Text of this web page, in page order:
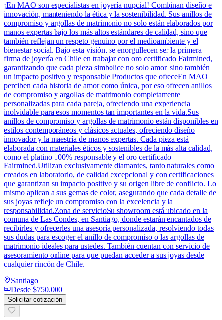
¡En MAO son especialistas en joyería nupcial! Combinan diseño e
innovación, manteniendo la ética y la sostenibilidad. Sus anillos de
compromiso y argollas de matrimonio no solo están elaborados por
manos expertas bajo los más altos estándares de calidad, sino que
también reflejan un respeto genuino por el medioambiente y el
bienestar social. Bajo esta visión, se enorgullecen ser la primera
firma de joyería en Chile en trabajar con oro certificado Fairmined,
garantizando que cada pieza simbolice no solo amor, sino también
un impacto positivo y responsable.Productos que ofreceEn MAO
perciben cada historia de amor como única, por eso ofrecen anillos
de compromiso y argollas de matrimonio completamente
personalizadas para cada pareja, ofreciendo una experiencia
inolvidable para esos momentos tan importantes en la vida.Sus
anillos de compromiso y argollas de matrimonio están disponibles en
estilos contemporáneos y clásicos actuales, ofreciendo diseño
innovador y la maestría de manos expertas. Cada pieza está
elaborada con materiales éticos y sostenibles de la más alta calidad,
como el platino 100% responsable y el oro certificado
Fairmined.Utilizan exclusivamente diamantes, tanto naturales como
creados en laboratorio, de calidad excepcional y con certificaciones
que garantizan su impacto positivo y su origen libre de conflicto. Lo
mismo aplican a sus gemas de color, asegurando que cada detalle de
sus joyas refleje un compromiso con la excelencia y la
responsabilidad.Zona de servicioSu showroom está ubicado en la
comuna de Las Condes, en Santiago, donde estarán encantados de
recibirles y ofrecerles una asesoría personalizada, resolviendo todas
sus dudas para escoger el anillo de compromiso o las argollas de
matrimonio ideales para ustedes. También cuentan con servicio de
asesoramiento online para que puedan acceder a sus joyas desde
cualquier rincón de Chile.
Santiago
Desde $750.000
Solicitar cotización